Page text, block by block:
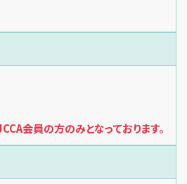
会員の方のみとなっております。